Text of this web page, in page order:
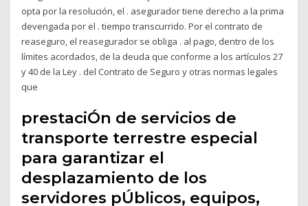
opta por la resolución, el . asegurador tiene derecho a la prima
devengada por el . tiempo transcurrido. Por el contrato de
reaseguro, el reasegurador se obliga . al pago, dentro de los
límites acordados, de la deuda que conforme a los artículos 27
y 40 de la Ley . del Contrato de Seguro y otras normas legales
que
prestaciÓn de servicios de
transporte terrestre especial
para garantizar el
desplazamiento de los
servidores pÚblicos, equipos,